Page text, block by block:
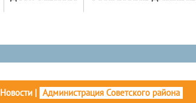
Новости| Администрация Советского района